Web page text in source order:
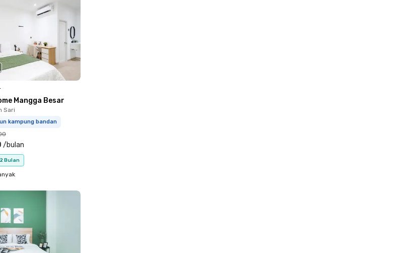
Mangga Besar
Sari
kampung bandan
/bulan
Bulan